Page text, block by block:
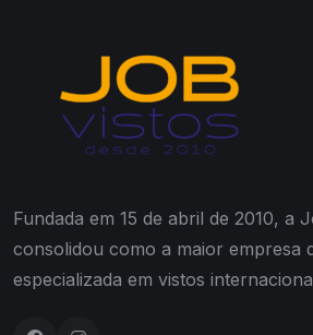
Fundada em 15 de abril de 2010, a
consolidou como a maior empresa
especializada em vistos